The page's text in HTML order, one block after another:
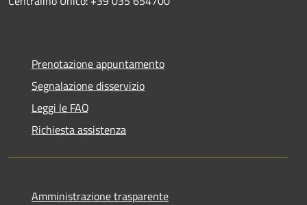
Prenotazione appuntamento
Segnalazione disservizio
Leggi le FAQ
Richiesta assistenza
Amministrazione trasparente